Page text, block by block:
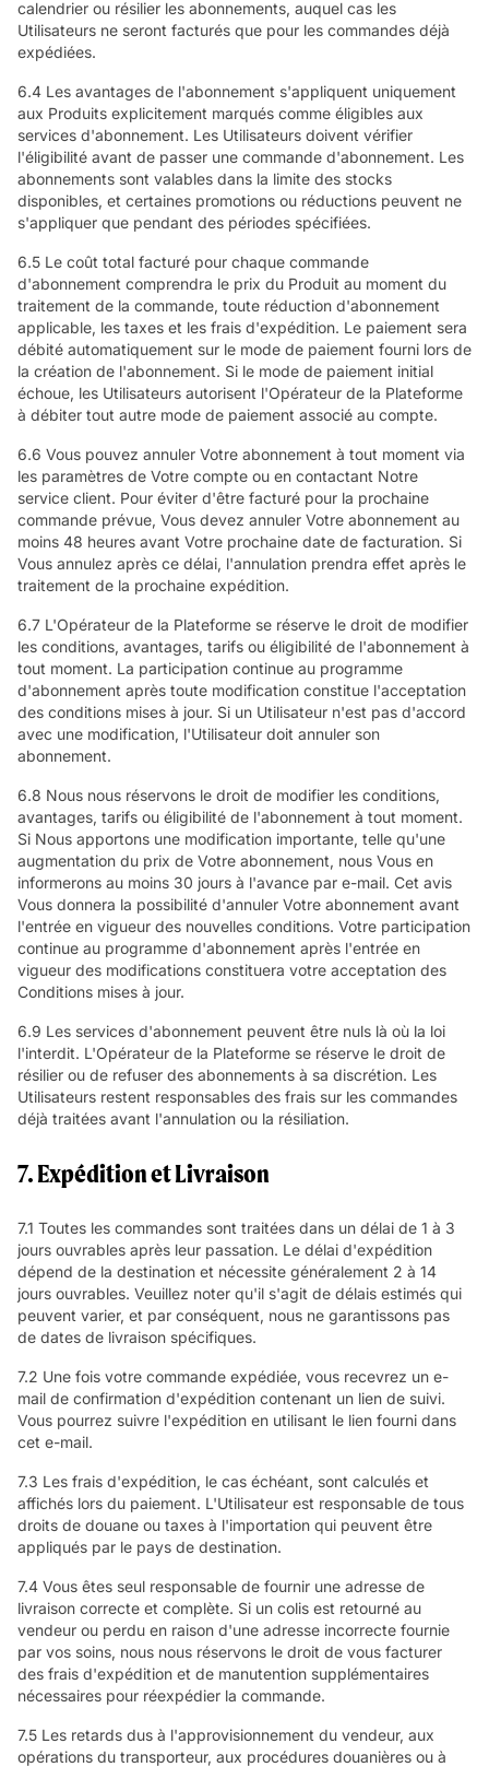
calendrier ou résilier les abonnements, auquel cas les
Utilisateurs ne seront facturés que pour les commandes déjà
expédiées.
6.4 Les avantages de l'abonnement s'appliquent uniquement
aux Produits explicitement marqués comme éligibles aux
services d'abonnement. Les Utilisateurs doivent vérifier
l'éligibilité avant de passer une commande d'abonnement. Les
abonnements sont valables dans la limite des stocks
disponibles, et certaines promotions ou réductions peuvent ne
s'appliquer que pendant des périodes spécifiées.
6.5 Le coût total facturé pour chaque commande
d'abonnement comprendra le prix du Produit au moment du
traitement de la commande, toute réduction d'abonnement
applicable, les taxes et les frais d'expédition. Le paiement sera
débité automatiquement sur le mode de paiement fourni lors de
la création de l'abonnement. Si le mode de paiement initial
échoue, les Utilisateurs autorisent l'Opérateur de la Plateforme
à débiter tout autre mode de paiement associé au compte.
6.6 Vous pouvez annuler Votre abonnement à tout moment via
les paramètres de Votre compte ou en contactant Notre
service client. Pour éviter d'être facturé pour la prochaine
commande prévue, Vous devez annuler Votre abonnement au
moins 48 heures avant Votre prochaine date de facturation. Si
Vous annulez après ce délai, l'annulation prendra effet après le
traitement de la prochaine expédition.
6.7 L'Opérateur de la Plateforme se réserve le droit de modifier
les conditions, avantages, tarifs ou éligibilité de l'abonnement à
tout moment. La participation continue au programme
d'abonnement après toute modification constitue l'acceptation
des conditions mises à jour. Si un Utilisateur n'est pas d'accord
avec une modification, l'Utilisateur doit annuler son
abonnement.
6.8 Nous nous réservons le droit de modifier les conditions,
avantages, tarifs ou éligibilité de l'abonnement à tout moment.
Si Nous apportons une modification importante, telle qu'une
augmentation du prix de Votre abonnement, nous Vous en
informerons au moins 30 jours à l'avance par e-mail. Cet avis
Vous donnera la possibilité d'annuler Votre abonnement avant
l'entrée en vigueur des nouvelles conditions. Votre participation
continue au programme d'abonnement après l'entrée en
vigueur des modifications constituera votre acceptation des
Conditions mises à jour.
6.9 Les services d'abonnement peuvent être nuls là où la loi
l'interdit. L'Opérateur de la Plateforme se réserve le droit de
résilier ou de refuser des abonnements à sa discrétion. Les
Utilisateurs restent responsables des frais sur les commandes
déjà traitées avant l'annulation ou la résiliation.
7. Expédition et Livraison
7.1 Toutes les commandes sont traitées dans un délai de 1 à 3
jours ouvrables après leur passation. Le délai d'expédition
dépend de la destination et nécessite généralement 2 à 14
jours ouvrables. Veuillez noter qu'il s'agit de délais estimés qui
peuvent varier, et par conséquent, nous ne garantissons pas
de dates de livraison spécifiques.
7.2 Une fois votre commande expédiée, vous recevrez un e-
mail de confirmation d'expédition contenant un lien de suivi.
Vous pourrez suivre l'expédition en utilisant le lien fourni dans
cet e-mail.
7.3 Les frais d'expédition, le cas échéant, sont calculés et
affichés lors du paiement. L'Utilisateur est responsable de tous
droits de douane ou taxes à l'importation qui peuvent être
appliqués par le pays de destination.
7.4 Vous êtes seul responsable de fournir une adresse de
livraison correcte et complète. Si un colis est retourné au
vendeur ou perdu en raison d'une adresse incorrecte fournie
par vos soins, nous nous réservons le droit de vous facturer
des frais d'expédition et de manutention supplémentaires
nécessaires pour réexpédier la commande.
7.5 Les retards dus à l'approvisionnement du vendeur, aux
opérations du transporteur, aux procédures douanières ou à